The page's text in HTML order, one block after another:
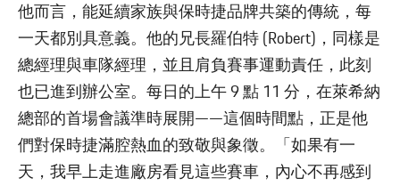
他而言，能延續家族與保時捷品牌共築的傳統，每
一天都別具意義。他的兄長羅伯特 (Robert)，同樣是
總經理與車隊經理，並且肩負賽事運動責任，此刻
也已進到辦公室。每日的上午 9 點 11 分，在萊希納
總部的首場會議準時展開——這個時間點，正是他
們對保時捷滿腔熱血的致敬與象徵。「如果有一
天，我早上走進廠房看見這些賽車，內心不再感到